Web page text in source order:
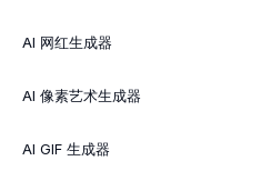
AI 网红生成器
AI 像素艺术生成器
AI GIF 生成器